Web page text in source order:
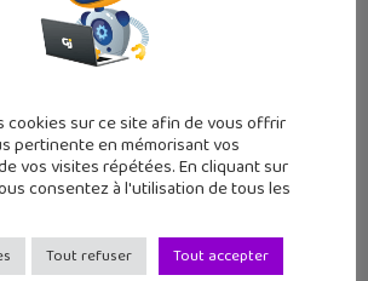
: les
t...
Article suivant
NBA All-World
l...
cookies sur ce site afin de vous offrir
pertinente en mémorisant vos
vos visites répétées. En cliquant sur
consentez à l'utilisation de tous les
Tout refuser Tout accepter